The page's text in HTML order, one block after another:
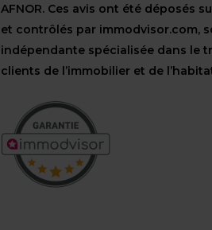
AFNOR. Ces avis ont été déposés
et contrôlés par immodvisor.com,
indépendante spécialisée dans le
clients de l’immobilier et de